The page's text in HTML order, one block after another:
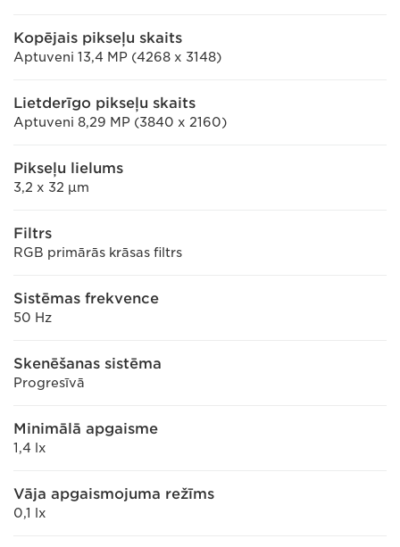
Kopējais pikseļu skaits
Aptuveni 13,4 MP (4268 x 3148)
Lietderīgo pikseļu skaits
Aptuveni 8,29 MP (3840 x 2160)
Pikseļu lielums
3,2 x 32 μm
Filtrs
RGB primārās krāsas filtrs
Sistēmas frekvence
50 Hz
Skenēšanas sistēma
Progresīvā
Minimālā apgaisme
1,4 lx
Vāja apgaismojuma režīms
0,1 lx